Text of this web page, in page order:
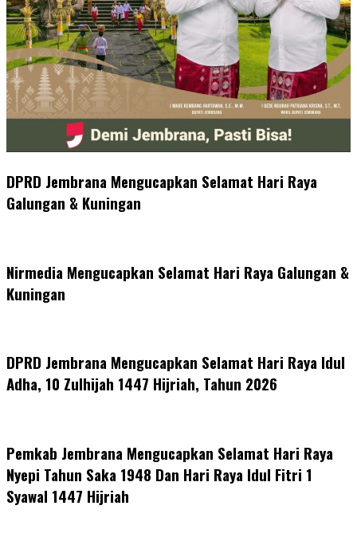
DPRD Jembrana Mengucapkan Selamat Hari Raya
Galungan & Kuningan
Nirmedia Mengucapkan Selamat Hari Raya Galungan &
Kuningan
DPRD Jembrana Mengucapkan Selamat Hari Raya Idul
Adha, 10 Zulhijah 1447 Hijriah, Tahun 2026
Pemkab Jembrana Mengucapkan Selamat Hari Raya
Nyepi Tahun Saka 1948 Dan Hari Raya Idul Fitri 1
Syawal 1447 Hijriah